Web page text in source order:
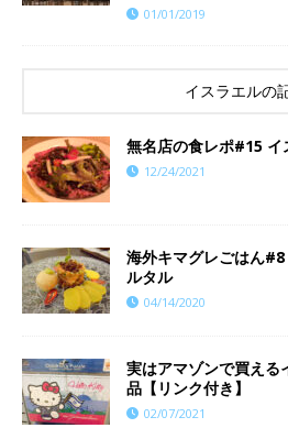
01/01/2019
イスラエルの
無名店の食レポ#15 イ
12/24/2021
海外キマグレごはん
ルタル
04/14/2020
実はアマゾンで買える
品【リンク付き】
02/07/2021